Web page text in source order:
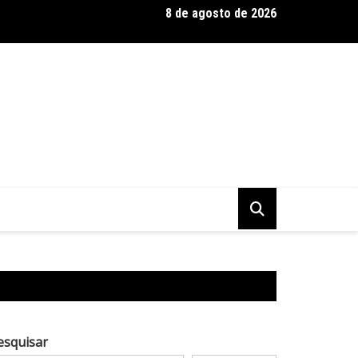
Baseadas em Plantas: Qualidade Importa Mais Que Quantidade,
8 de agosto de 2026